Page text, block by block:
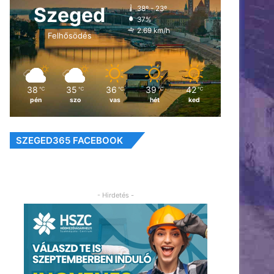
Szeged
Felhősödés
38º - 23º
37%
2.69 km/h
38 ℃
pén
35 ℃
szo
36 ℃
vas
39 ℃
hét
42 ℃
ked
SZEGED365 FACEBOOK
- Hirdetés -